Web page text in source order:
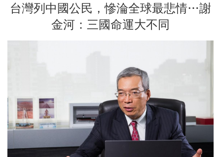
台灣列中國公民，慘淪全球最悲情…謝
金河：三國命運大不同